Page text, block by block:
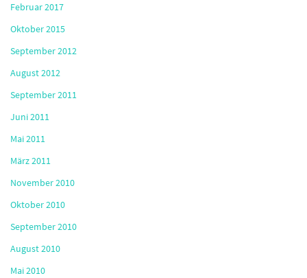
Februar 2017
Oktober 2015
September 2012
August 2012
September 2011
Juni 2011
Mai 2011
März 2011
November 2010
Oktober 2010
September 2010
August 2010
Mai 2010